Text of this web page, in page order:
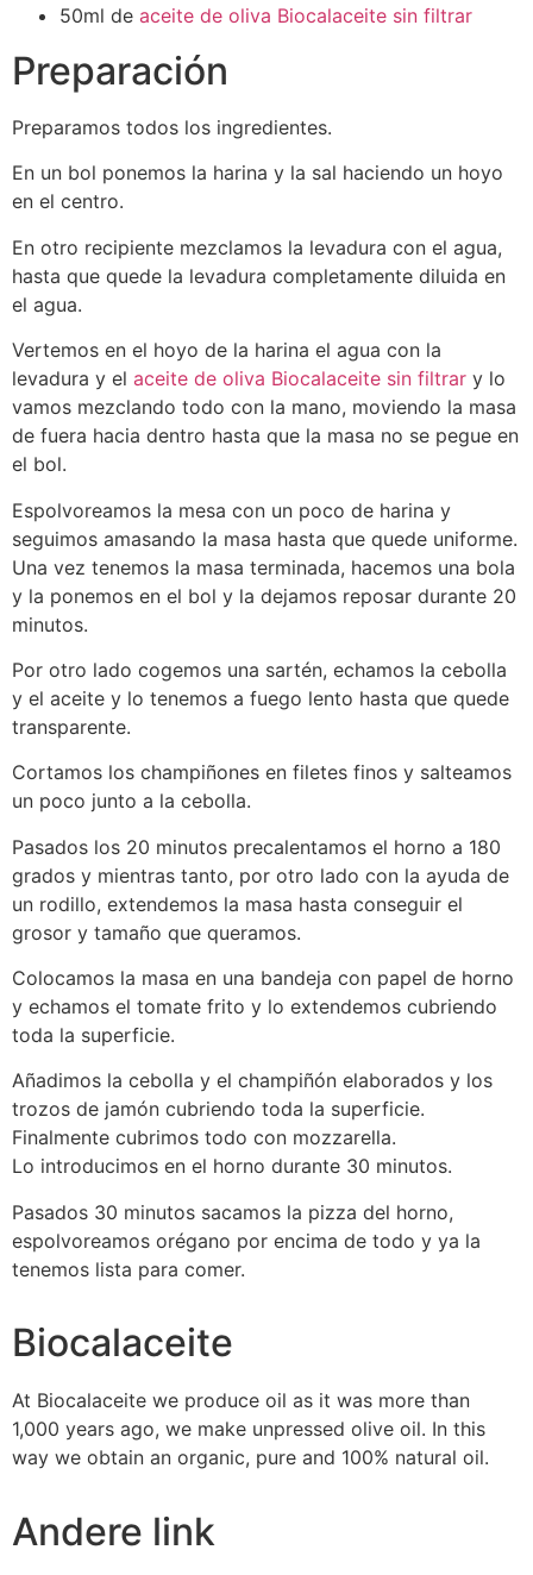
50ml de aceite de oliva Biocalaceite sin filtrar
Preparación
Preparamos todos los ingredientes.
En un bol ponemos la harina y la sal haciendo un hoyo
en el centro.
En otro recipiente mezclamos la levadura con el agua,
hasta que quede la levadura completamente diluida en
el agua.
Vertemos en el hoyo de la harina el agua con la
levadura y el aceite de oliva Biocalaceite sin filtrar y lo
vamos mezclando todo con la mano, moviendo la masa
de fuera hacia dentro hasta que la masa no se pegue en
el bol.
Espolvoreamos la mesa con un poco de harina y
seguimos amasando la masa hasta que quede uniforme.
Una vez tenemos la masa terminada, hacemos una bola
y la ponemos en el bol y la dejamos reposar durante 20
minutos.
Por otro lado cogemos una sartén, echamos la cebolla
y el aceite y lo tenemos a fuego lento hasta que quede
transparente.
Cortamos los champiñones en filetes finos y salteamos
un poco junto a la cebolla.
Pasados los 20 minutos precalentamos el horno a 180
grados y mientras tanto, por otro lado con la ayuda de
un rodillo, extendemos la masa hasta conseguir el
grosor y tamaño que queramos.
Colocamos la masa en una bandeja con papel de horno
y echamos el tomate frito y lo extendemos cubriendo
toda la superficie.
Añadimos la cebolla y el champiñón elaborados y los
trozos de jamón cubriendo toda la superficie.
Finalmente cubrimos todo con mozzarella.
Lo introducimos en el horno durante 30 minutos.
Pasados 30 minutos sacamos la pizza del horno,
espolvoreamos orégano por encima de todo y ya la
tenemos lista para comer.
Biocalaceite
At Biocalaceite we produce oil as it was more than
1,000 years ago, we make unpressed olive oil. In this
way we obtain an organic, pure and 100% natural oil.
Andere link